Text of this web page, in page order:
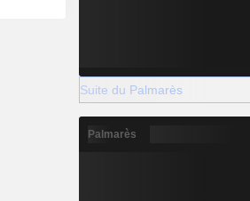
Suite du Palmarès
Palmarès